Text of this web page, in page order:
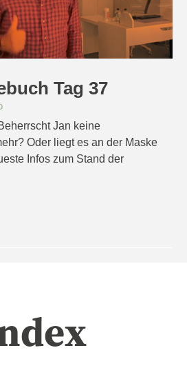
Tag 37
Jan keine
Oder liegt es an der Maske
Infos zum Stand der